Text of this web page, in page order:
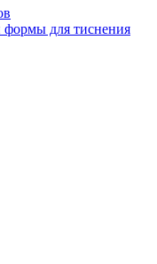
для тиснения